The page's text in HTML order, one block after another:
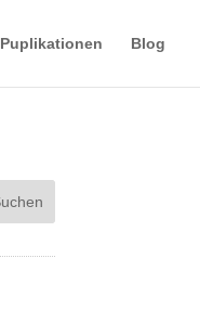
Puplikationen Blog